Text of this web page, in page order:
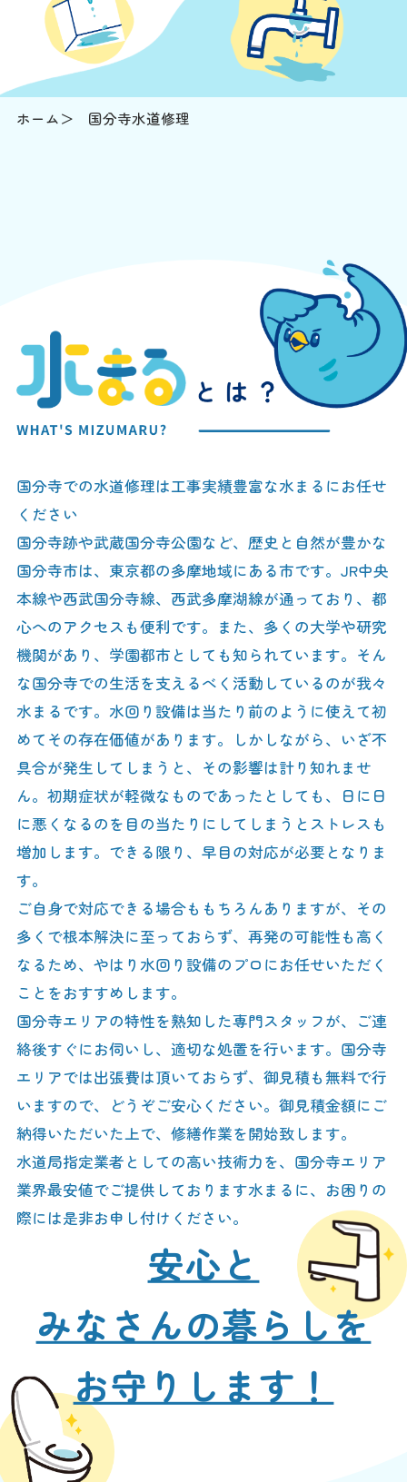
ホーム 国分寺水道修理
国分寺での水道修理は工事実績豊富な水まるにお任せ
ください
国分寺跡や武蔵国分寺公園など、歴史と自然が豊かな
国分寺市は、東京都の多摩地域にある市です。JR中央
本線や西武国分寺線、西武多摩湖線が通っており、都
心へのアクセスも便利です。また、多くの大学や研究
機関があり、学園都市としても知られています。そん
な国分寺での生活を支えるべく活動しているのが我々
水まるです。水回り設備は当たり前のように使えて初
めてその存在価値があります。しかしながら、いざ不
具合が発生してしまうと、その影響は計り知れませ
ん。初期症状が軽微なものであったとしても、日に日
に悪くなるのを目の当たりにしてしまうとストレスも
増加します。できる限り、早目の対応が必要となりま
す。
ご自身で対応できる場合ももちろんありますが、その
多くで根本解決に至っておらず、再発の可能性も高く
なるため、やはり水回り設備のプロにお任せいただく
ことをおすすめします。
国分寺エリアの特性を熟知した専門スタッフが、ご連
絡後すぐにお伺いし、適切な処置を行います。国分寺
エリアでは出張費は頂いておらず、御見積も無料で行
いますので、どうぞご安心ください。御見積金額にご
納得いただいた上で、修繕作業を開始致します。
水道局指定業者としての高い技術力を、国分寺エリア
業界最安値でご提供しております水まるに、お困りの
際には是非お申し付けください。
安心と
みなさんの暮らしを
お守りします！